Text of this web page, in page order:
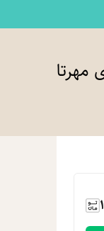
مهرتا